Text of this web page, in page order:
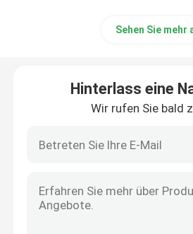
Sehen Sie mehr
Hinterlass eine
Wir rufen Sie bald